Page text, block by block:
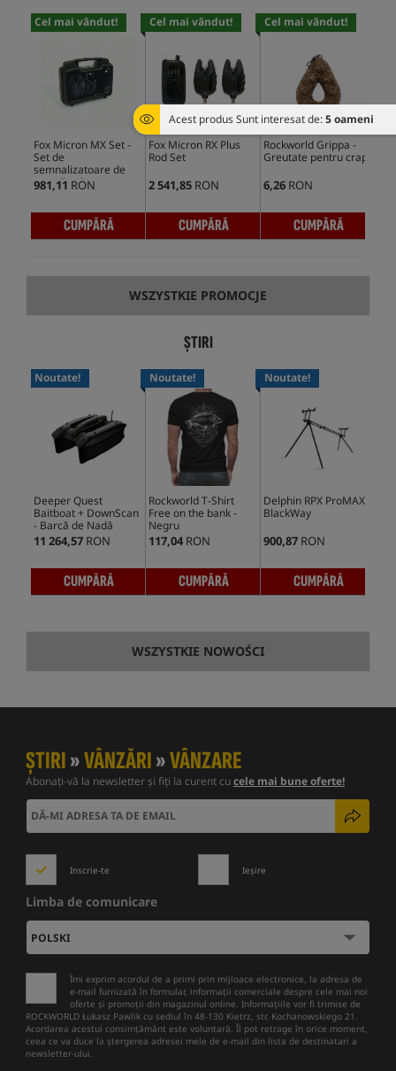
Acest produs Sunt interesat de:5 oameni
Cel mai vândut!
Fox Micron MX Set -
Set de
semnalizatoare de
mușcături
981,11 RON
CUMPĂRĂ
Cel mai vândut!
Fox Micron RX Plus
Rod Set
2 541,85 RON
CUMPĂRĂ
Cel mai vândut!
Rockworld Grippa -
Greutate pentru crap
6,26 RON
CUMPĂRĂ
WSZYSTKIE PROMOCJE
ȘTIRI
Noutate!
Deeper Quest
Baitboat + DownScan
- Barcă de Nadă
11 264,57 RON
CUMPĂRĂ
Noutate!
Rockworld T-Shirt
Free on the bank -
Negru
117,04 RON
CUMPĂRĂ
Noutate!
Delphin RPX ProMAX
BlackWay
900,87 RON
CUMPĂRĂ
WSZYSTKIE NOWOŚCI
ȘTIRI»VÂNZĂRI»VÂNZARE
Abonați-vă la newsletter și fiți la curent cucele mai bune oferte!
Inscrie-te Ieșire
Limba de comunicare
Îmi exprim acordul de a primi prin mijloace electronice, la adresa de
e-mail furnizată în formular, informații comerciale despre cele mai noi
oferte și promoții din magazinul online. Informațiile vor fi trimise de
ROCKWORLD Łukasz Pawlik cu sediul în 48-130 Kietrz, str. Kochanowskiego 21.
Acordarea acestui consimțământ este voluntară. Îl pot retrage în orice moment,
ceea ce va duce la ștergerea adresei mele de e-mail din lista de destinatari a
newsletter-ului.